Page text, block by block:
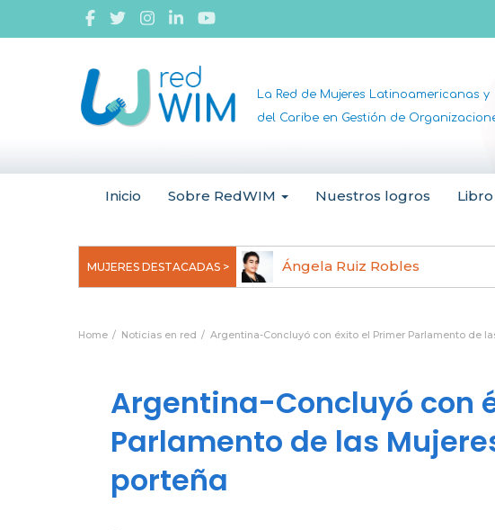
La Red de Mujeres Latinoamericanas y
del Caribe en Gestión de
Inicio Sobre RedWIM Nuestros logros
MUJERES DESTACADAS >
Uchegbu, pionera en
Ángela Ruiz Robles
Home Noticias en red Argentina-Concluyó con éxito el Primer Parlamento de
Argentina-Concluyó con
Parlamento de las
porteña